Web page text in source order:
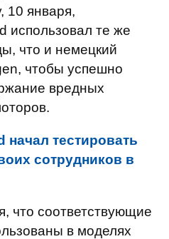
10 января,
использовал те же
что и немецкий
чтобы успешно
вредных
начал тестировать
сотрудников в
что соответствующие
в моделях